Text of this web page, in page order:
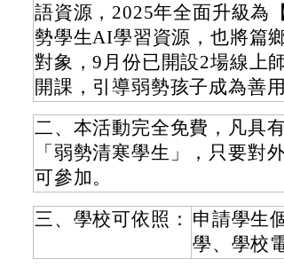
語資源，2025年全面升級為
勢學生AI學習資源，也將篇
對象，9月份已開設2場線上
開課，引導弱勢孩子成為善
二、本活動完全免費，凡具
「弱勢清寒學生」，只要對
可參加。
三、學校可依照： 申請學生
學、學校